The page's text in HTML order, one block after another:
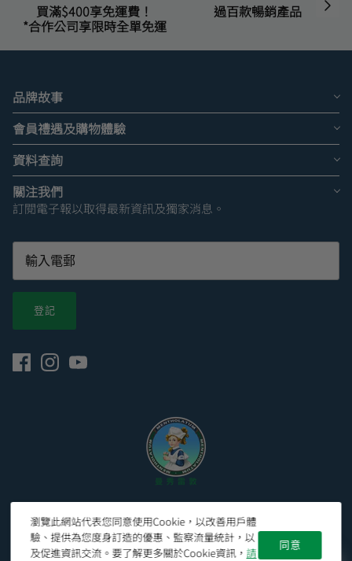
瀏覽此網站代表您同意使用Cookie，以改善用戶體
驗、提供為您度身訂造的優惠、監察流量統計，以
及促進資訊交流。要了解更多關於Cookie資訊，請
同意
買滿$400享免運費！
*合作公司享限時全單免運
過百款暢銷產品
品牌故事
會員禮遇及購物體驗
資料查詢
關注我們
訂閱電子報以取得最新資訊及獨家消息。
登記
© 2026Mentholatum Hong Kong 曼秀雷敦香港官網